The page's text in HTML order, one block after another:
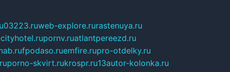
03223.ruweb-explore.rurastenuya.ru
pornv.ruatlantpereezd.ru
fpodaso.ruemfire.rupro-otdelky.ru
porno-skvirt.rukrospr.ru13autor-kolonka.ru